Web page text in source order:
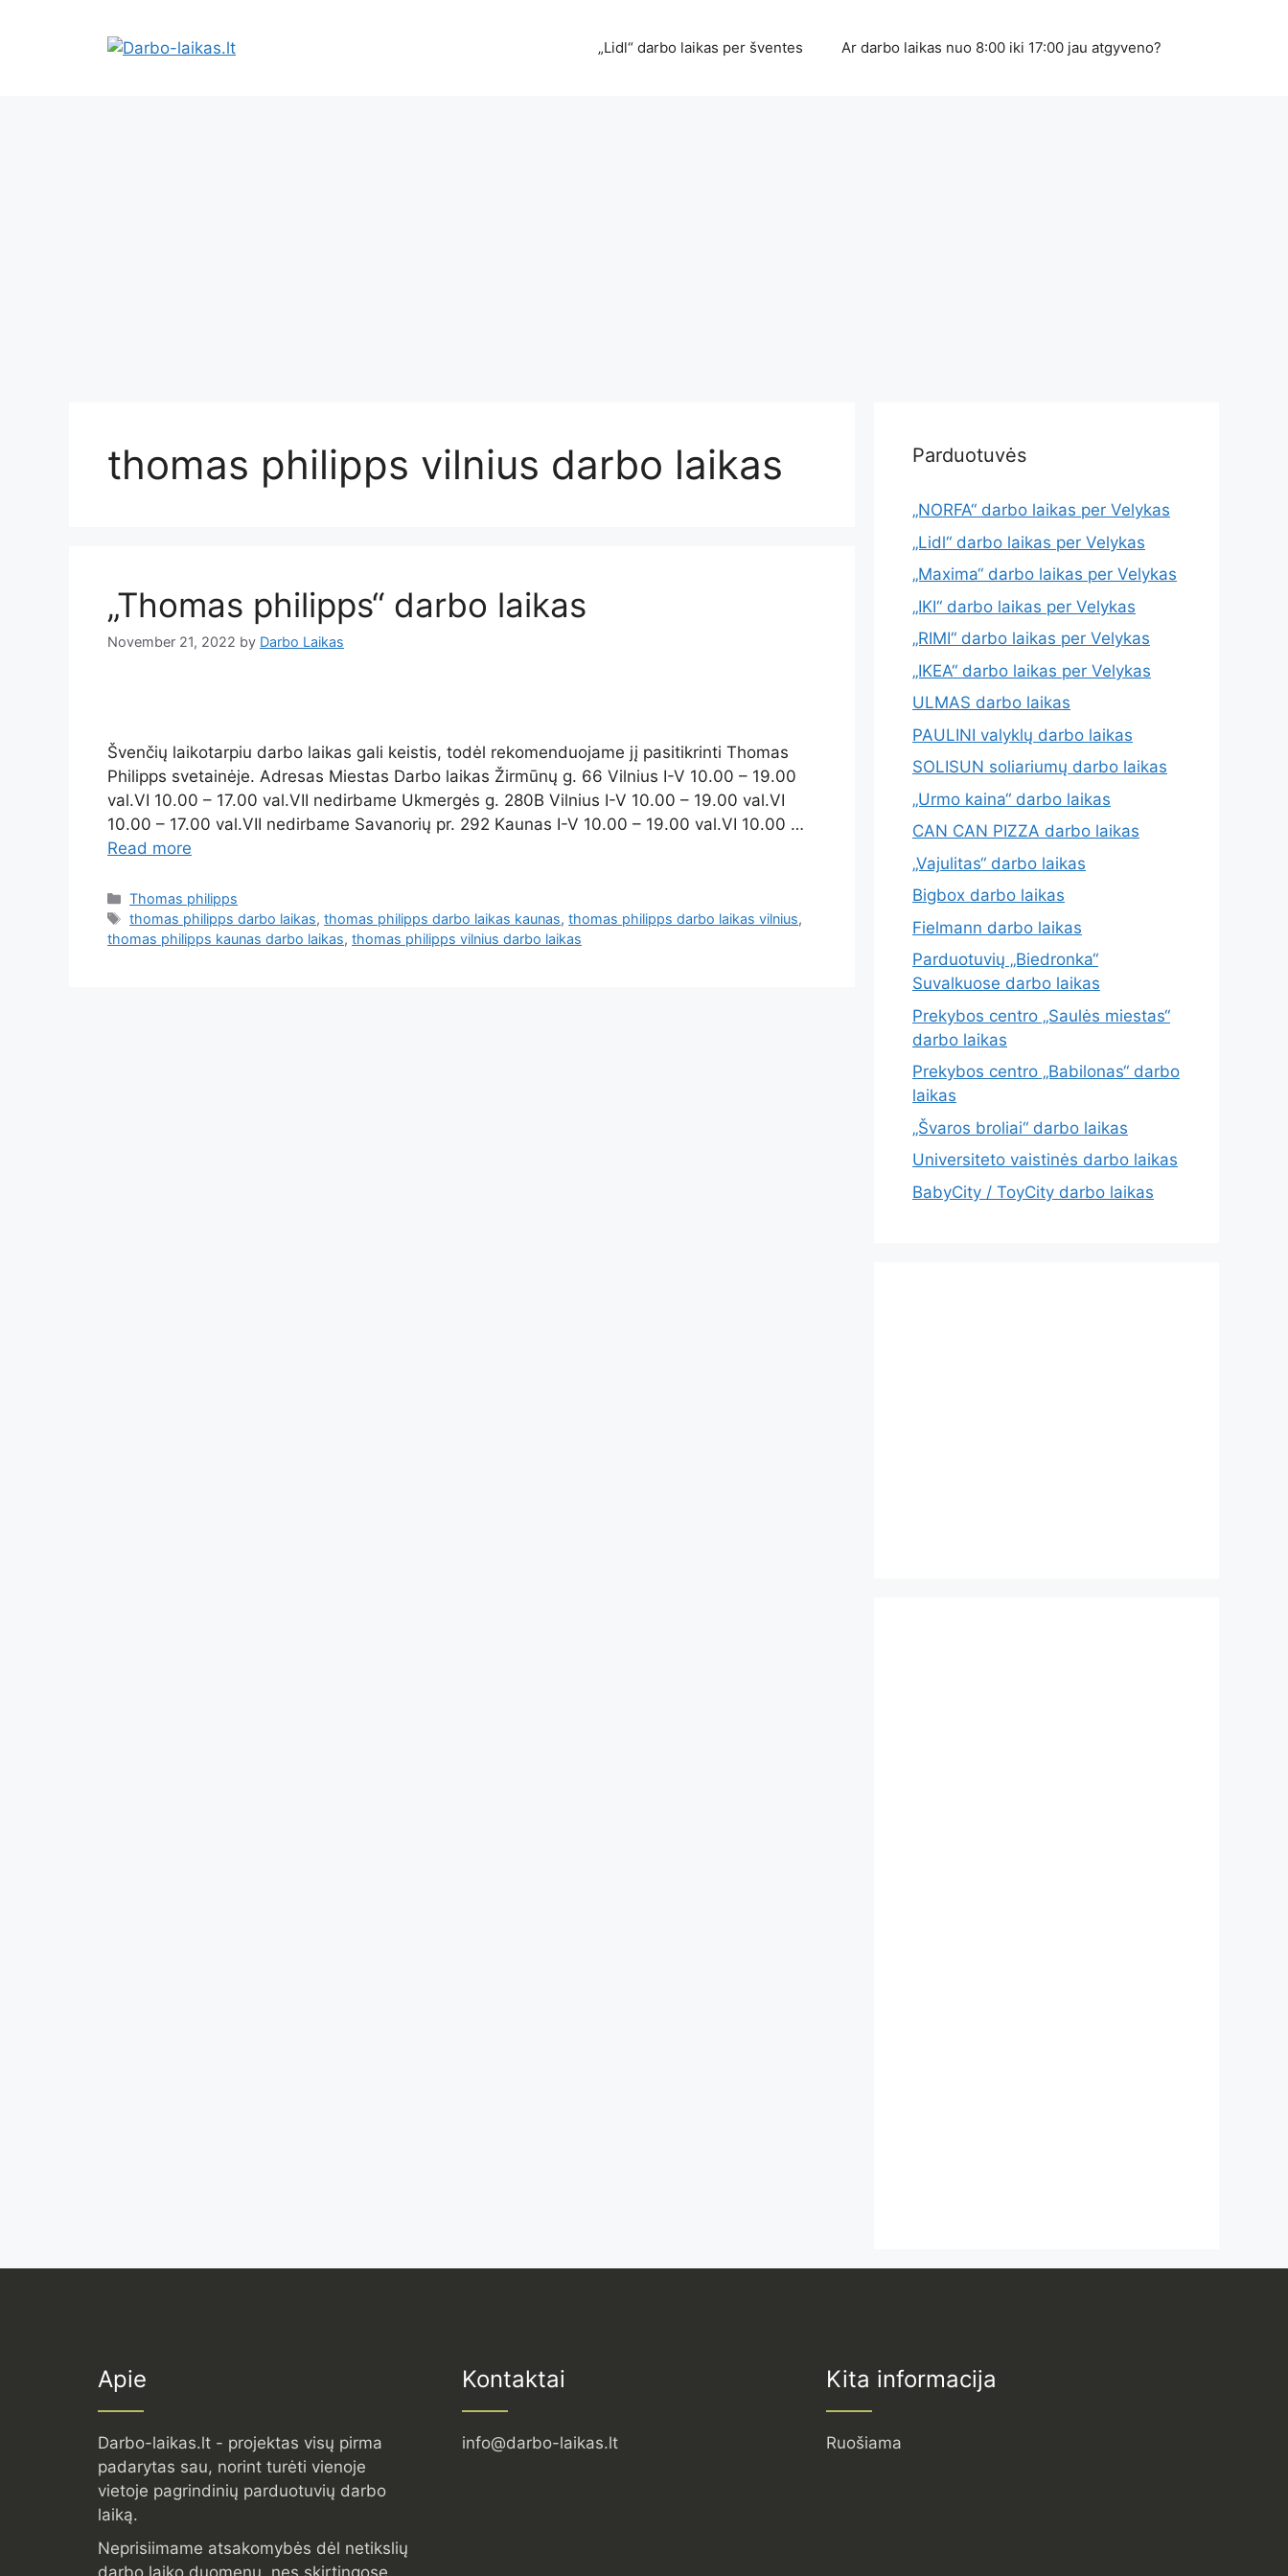
„Lidl“ darbo laikas per šventes Ar darbo laikas nuo 8:00 iki 17:00 jau atgyveno?
thomas philipps vilnius darbo laikas
„Thomas philipps“ darbo laikas
November 21, 2022 by Darbo Laikas
Švenčių laikotarpiu darbo laikas gali keistis, todėl rekomenduojame jį pasitikrinti Thomas
Philipps svetainėje. Adresas Miestas Darbo laikas Žirmūnų g. 66 Vilnius I-V 10.00 – 19.00
val.VI 10.00 – 17.00 val.VII nedirbame Ukmergės g. 280B Vilnius I-V 10.00 – 19.00 val.VI
10.00 – 17.00 val.VII nedirbame Savanorių pr. 292 Kaunas I-V 10.00 – 19.00 val.VI 10.00 …
Read more
Thomas philipps
thomas philipps darbo laikas,thomas philipps darbo laikas kaunas,thomas philipps darbo laikas vilnius,
thomas philipps kaunas darbo laikas, thomas philipps vilnius darbo laikas
Parduotuvės
„NORFA“ darbo laikas per Velykas
„Lidl“ darbo laikas per Velykas
„Maxima“ darbo laikas per Velykas
„IKI“ darbo laikas per Velykas
„RIMI“ darbo laikas per Velykas
„IKEA“ darbo laikas per Velykas
ULMAS darbo laikas
PAULINI valyklų darbo laikas
SOLISUN soliariumų darbo laikas
„Urmo kaina“ darbo laikas
CAN CAN PIZZA darbo laikas
„Vajulitas“ darbo laikas
Bigbox darbo laikas
Fielmann darbo laikas
Parduotuvių „Biedronka“
Suvalkuose darbo laikas
Prekybos centro „Saulės miestas“
darbo laikas
Prekybos centro „Babilonas“ darbo
laikas
„Švaros broliai“ darbo laikas
Universiteto vaistinės darbo laikas
BabyCity / ToyCity darbo laikas
Apie
Darbo-laikas.lt - projektas visų pirma
padarytas sau, norint turėti vienoje
vietoje pagrindinių parduotuvių darbo
laiką.
Neprisiimame atsakomybės dėl netikslių
darbo laiko duomenų, nes skirtingose
Kontaktai
info@darbo-laikas.lt
Kita informacija
Ruošiama